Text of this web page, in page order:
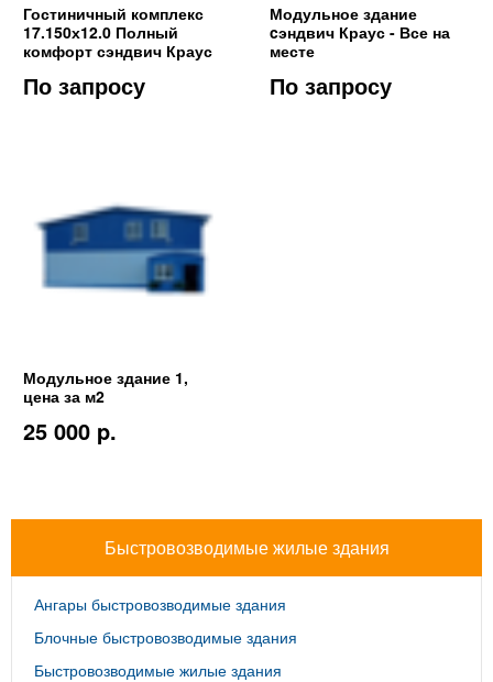
Гостиничный комплекс
17.150х12.0 Полный
комфорт сэндвич Краус
По запросу
Модульное здание
cэндвич Краус - Все на
месте
По запросу
Модульное здание 1,
цена за м2
25 000 p.
Быстровозводимые жилые здания
Ангары быстровозводимые здания
Блочные быстровозводимые здания
Быстровозводимые жилые здания